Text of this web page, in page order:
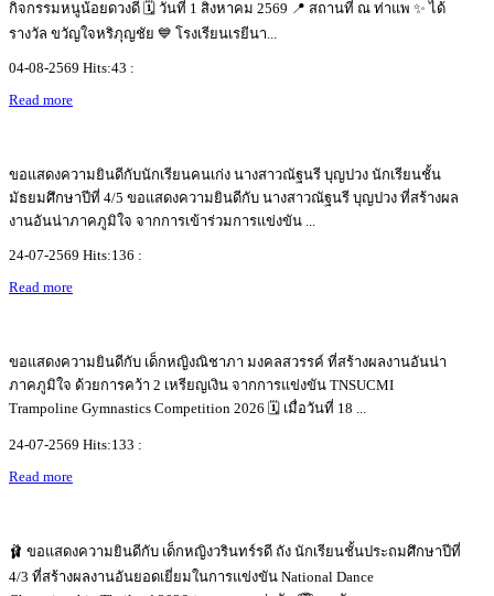
กิจกรรมหนูน้อยดวงดี 🗓️ วันที่ 1 สิงหาคม 2569 📍 สถานที่ ณ ท่าแพ ✨ ได้
รางวัล ขวัญใจหริภุญชัย 💙 โรงเรียนเรยีนา...
04-08-2569 Hits:43 :
Read more
ขอแสดงความยินดีกับนักเรียนคนเก่ง นางสาวณัฐนรี บุญปวง นักเรียนชั้น
มัธยมศึกษาปีที่ 4/5 ขอแสดงความยินดีกับ นางสาวณัฐนรี บุญปวง ที่สร้างผล
งานอันน่าภาคภูมิใจ จากการเข้าร่วมการแข่งขัน ...
24-07-2569 Hits:136 :
Read more
ขอแสดงความยินดีกับ เด็กหญิงณิชาภา มงคลสวรรค์ ที่สร้างผลงานอันน่า
ภาคภูมิใจ ด้วยการคว้า 2 เหรียญเงิน จากการแข่งขัน TNSUCMI
Trampoline Gymnastics Competition 2026 🗓️ เมื่อวันที่ 18 ...
24-07-2569 Hits:133 :
Read more
🩰 ขอแสดงความยินดีกับ เด็กหญิงวรินทร์รดี ถัง นักเรียนชั้นประถมศึกษาปีที่
4/3 ที่สร้างผลงานอันยอดเยี่ยมในการแข่งขัน National Dance